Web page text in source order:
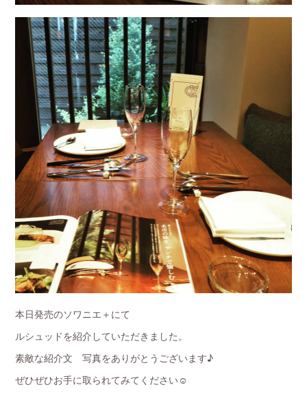
本日発売のソワニエ＋にて
ルシュッドを紹介していただきました。
素敵な紹介文 写真をありがとうございます♪
ぜひぜひお手に取られてみてください☺️